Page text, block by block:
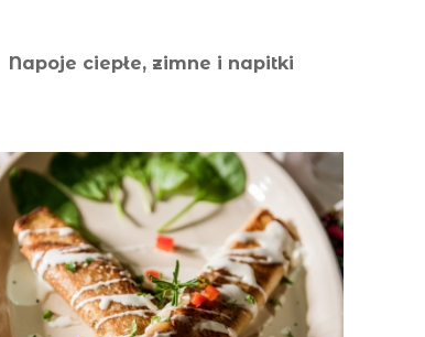
Napoje ciepłe, zimne i napitki